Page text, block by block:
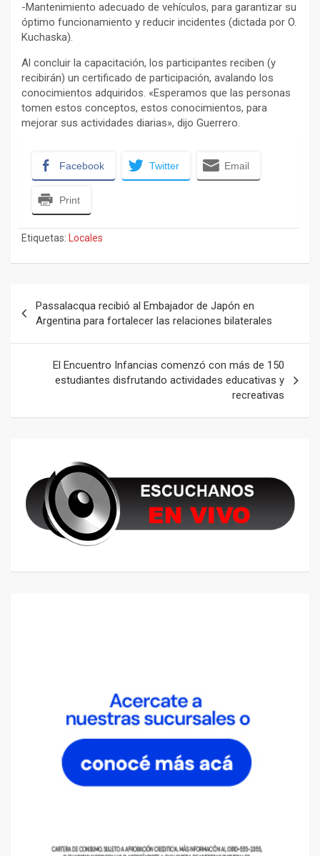
-Mantenimiento adecuado de vehículos, para garantizar su
óptimo funcionamiento y reducir incidentes (dictada por O.
Kuchaska).
Al concluir la capacitación, los participantes reciben (y
recibirán) un certificado de participación, avalando los
conocimientos adquiridos. «Esperamos que las personas
tomen estos conceptos, estos conocimientos, para
mejorar sus actividades diarias», dijo Guerrero.
Facebook Twitter Email
Print
Etiquetas: Locales
de
entradas
Passalacqua recibió al Embajador de Japón en
Argentina para fortalecer las relaciones bilaterales
El Encuentro Infancias comenzó con más de 150
estudiantes disfrutando actividades educativas y
recreativas